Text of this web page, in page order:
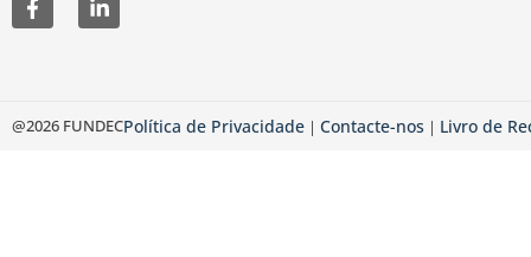
@2026 FUNDECPolítica de Privacidade | Contacte-nos | Livro de